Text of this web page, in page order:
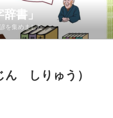
書」
を集めました
ん しりゅう）